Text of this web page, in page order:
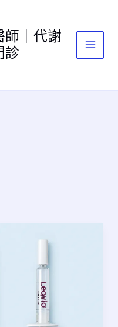
師｜代謝
診